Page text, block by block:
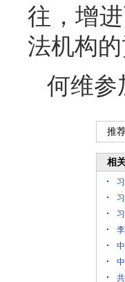
往，增
法机构的
何维参
推
相